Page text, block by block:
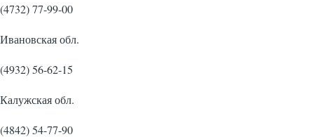
(4732) 77-99-00
Ивановская обл.
(4932) 56-62-15
Калужская обл.
(4842) 54-77-90